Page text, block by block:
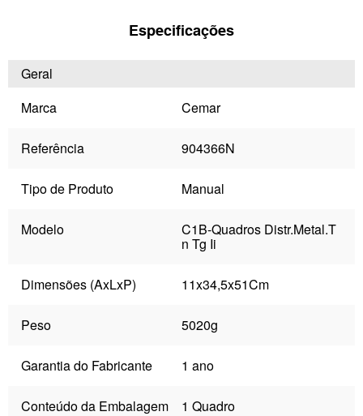
Especificações
Geral
Marca
Cemar
Referência 904366N
Tipo de Produto Manual
Modelo C1B-Quadros Distr.Metal.T
n Tg Ii
Dimensões (AxLxP) 11x34,5x51Cm
Peso 5020g
Garantia do Fabricante 1 ano
Conteúdo da Embalagem 1 Quadro